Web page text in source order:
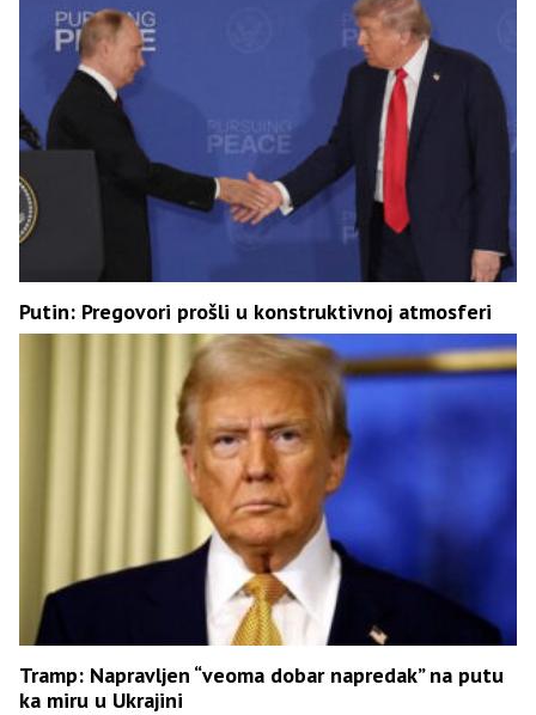
Putin: Pregovori prošli u konstruktivnoj atmosferi
Tramp: Napravljen “veoma dobar napredak” na putu
ka miru u Ukrajini